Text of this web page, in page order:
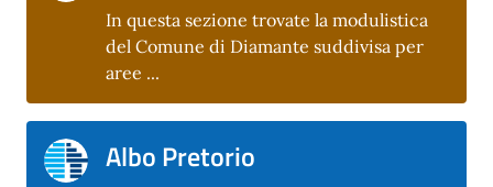
In questa sezione trovate la modulistica
del Comune di Diamante suddivisa per
aree ...
Albo Pretorio